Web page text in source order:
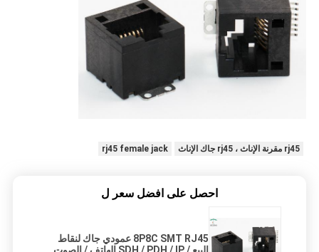
rj45 مقرنة الإناث ، rj45 جاك الإناث rj45 female jack
احصل على افضل سعر ل
8P8C SMT RJ45 عمودي جاك لنقاط